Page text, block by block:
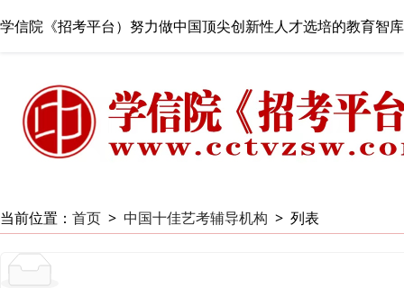
学信院《招考平台）努力做中国顶尖创新性人才选培的教育智库
当前位置： 首页 > 中国十佳艺考辅导机构 > 列表